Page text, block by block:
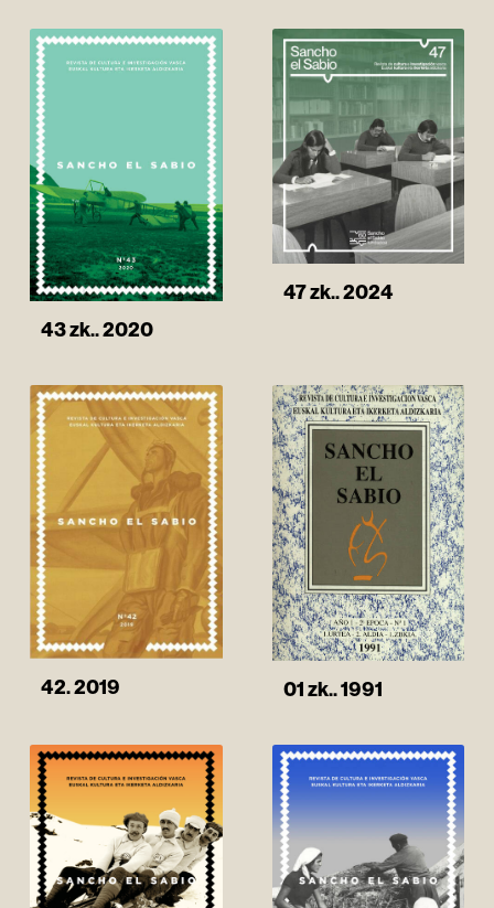
43 zk.. 2020
47 zk.. 2024
42. 2019 01 zk.. 1991